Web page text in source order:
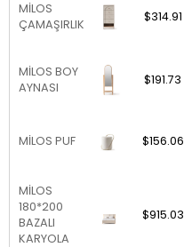
MİLOS
ÇAMAŞIRLIK
$314.91
MİLOS BOY
AYNASI
$191.73
MİLOS PUF $156.06
MİLOS
180*200
BAZALI
KARYOLA
$915.03